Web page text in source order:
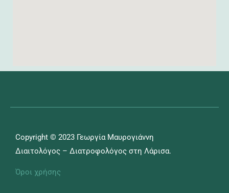
Copyright © 2023 Γεωργία Μαυρογιάννη
Διαιτολόγος – Διατροφολόγος στη Λάρισα.
Όροι χρήσης